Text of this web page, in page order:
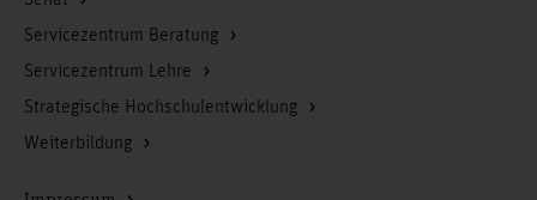
Servicezentrum Beratung
Servicezentrum Lehre
Strategische Hochschulentwicklung
Weiterbildung